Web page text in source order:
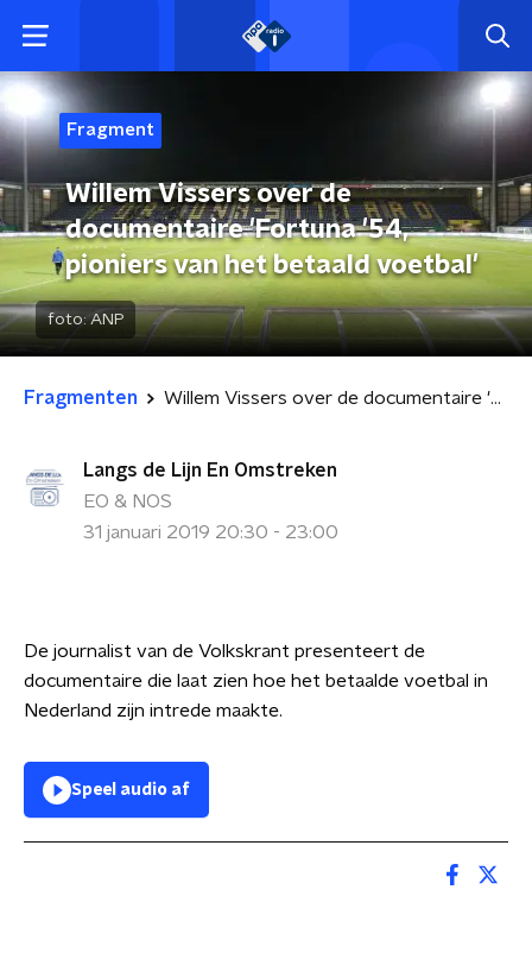
Fragment
Willem Vissers over de
documentaire 'Fortuna '54,
pioniers van het betaald voetbal'
foto:ANP
Fragmenten Willem Vissers over de documentaire 'Fortuna '54, pioniers van het betaald voetbal'
Langs de Lijn En Omstreken
EO & NOS
31 januari 2019 20:30 - 23:00
De journalist van de Volkskrant presenteert de
documentaire die laat zien hoe het betaalde voetbal in
Nederland zijn intrede maakte.
Speel audio af